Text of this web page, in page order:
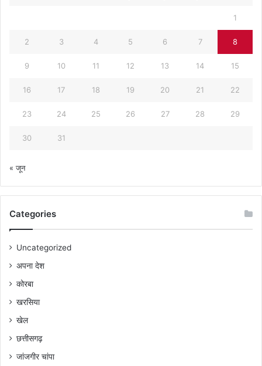
1
2 3 4 5 6 7 8
9 10 11 12 13 14 15
16 17 18 19 20 21 22
23 24 25 26 27 28 29
30 31
« जून
Categories
Uncategorized
अपना देश
कोरबा
खरसिया
खेल
छत्तीसगढ़
जांजगीर चांपा